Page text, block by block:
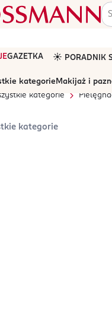
GAZETKA ☀️ PORADNIK
kategorie Makijaż i
kategorie
kategorie